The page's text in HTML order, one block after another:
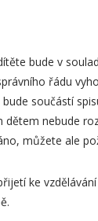
bude v
řádu
součástí
dětem nebude
můžete ale
ke